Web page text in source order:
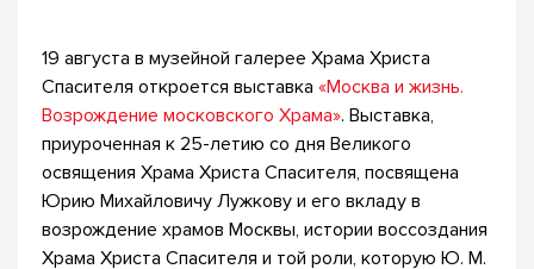
19 августа в музейной галерее Храма Христа
Спасителя откроется выставка «Москва и жизнь.
Возрождение московского Храма». Выставка,
приуроченная к 25-летию со дня Великого
освящения Храма Христа Спасителя, посвящена
Юрию Михайловичу Лужкову и его вкладу в
возрождение храмов Москвы, истории воссоздания
Храма Христа Спасителя и той роли, которую Ю. М.